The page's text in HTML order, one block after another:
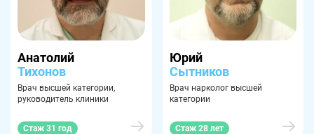
Анатолий
Тихонов
Врач высшей категории,
руководитель клиники
Стаж 31 год
Юрий
Сытников
Врач нарколог высшей
категории
Стаж 28 лет